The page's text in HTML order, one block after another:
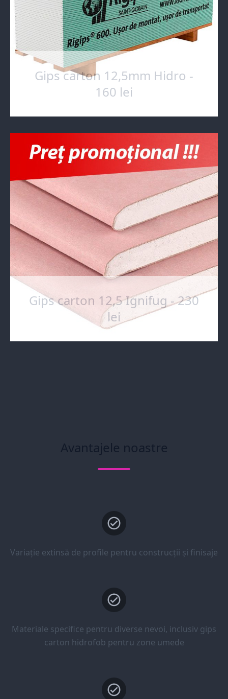
Gips carton 12,5mm Hidro -
160 lei
Gips carton 12,5 Ignifug - 230
lei
Avantajele noastre
Variație extinsă de profile pentru construcții și finisaje
Materiale specifice pentru diverse nevoi, inclusiv gips
carton hidrofob pentru zone umede